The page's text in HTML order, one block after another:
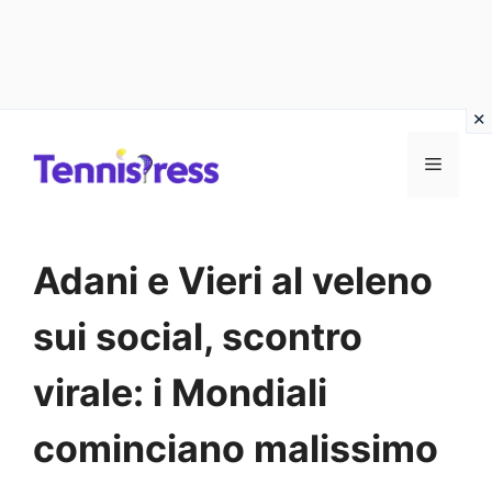
MENU
Adani e Vieri al veleno
sui social, scontro
virale: i Mondiali
cominciano malissimo